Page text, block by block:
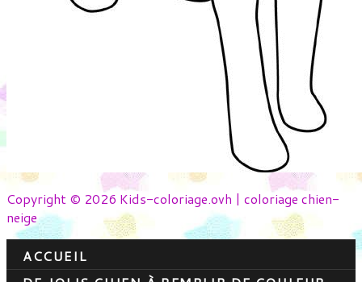
Copyright © 2026 Kids-coloriage.ovh | coloriage chien-
neige
ACCUEIL